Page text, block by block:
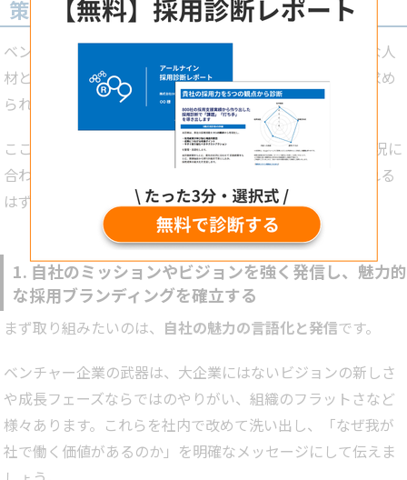
策
ベンチャー企業が採用で直面する課題を乗り越え、優秀な人
材と出会うためには、戦略的かつ実践的な施策の実行が求め
られます。
ここでは実践的な5つのポイントを紹介します。自社の状況に
合わせて取り入れることで、採用成功の可能性を高められる
はずです。
1. 自社のミッションやビジョンを強く発信し、魅力的
な採用ブランディングを確立する
まず取り組みたいのは、 自社の魅力の言語化と発信です。
ベンチャー企業の武器は、大企業にはないビジョンの新しさ
や成長フェーズならではのやりがい、組織のフラットさなど
様々あります。これらを社内で改めて洗い出し、「なぜ我が
社で働く価値があるのか」を明確なメッセージにして伝えま